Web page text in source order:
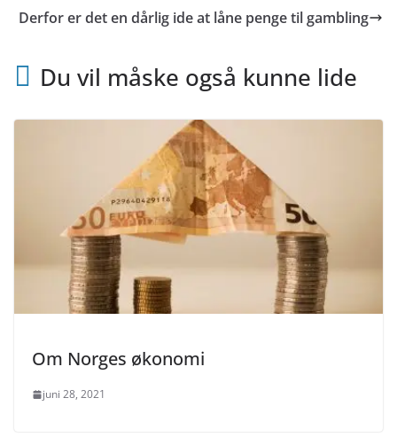
Derfor er det en dårlig ide at låne penge til gambling
Du vil måske også kunne lide
Om Norges økonomi
juni 28, 2021